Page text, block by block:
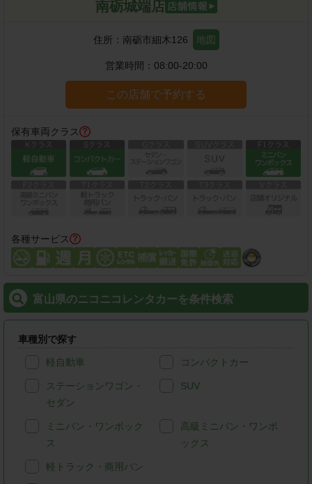
南砺城端店
住所： 南砺市細木126 地図
営業時間： 08:00-20:00
この店舗で予約する
保有車両クラス
各種サービス
富山県のニコニコレンタカーを条件検索
車種別で探す
軽自動車 コンパクトカー
ステーションワゴン・
セダン
SUV
ミニバン・ワンボック
ス
高級ミニバン・ワンボ
ックス
軽トラック・商用バン